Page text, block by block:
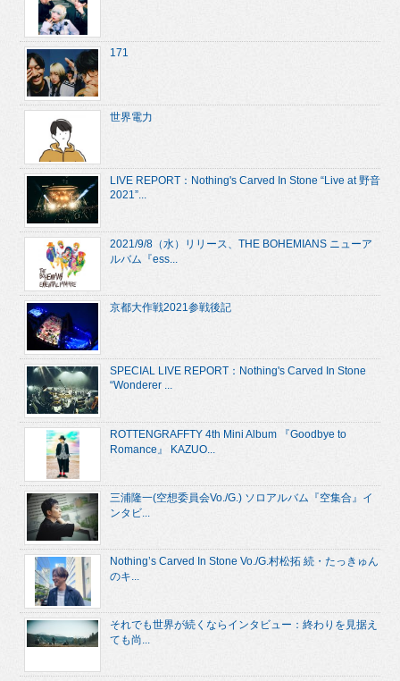
171
世界電力
LIVE REPORT：Nothing's Carved In Stone “Live at 野音
2021”...
2021/9/8（水）リリース、THE BOHEMIANS ニューア
ルバム『ess...
京都大作戦2021参戦後記
SPECIAL LIVE REPORT：Nothing's Carved In Stone
“Wonderer ...
ROTTENGRAFFTY 4th Mini Album 『Goodbye to
Romance』 KAZUO...
三浦隆一(空想委員会Vo./G.) ソロアルバム『空集合』イ
ンタビ...
Nothing’s Carved In Stone Vo./G.村松拓 続・たっきゅん
のキ...
それでも世界が続くならインタビュー：終わりを見据え
ても尚...